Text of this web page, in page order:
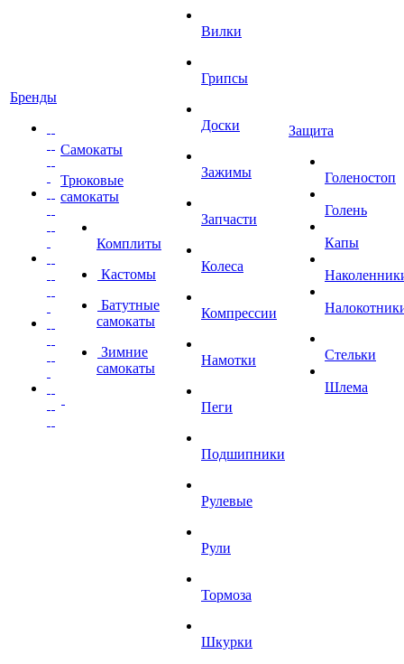
Бренды
Самокаты
Трюковые
самокаты
Комплиты
Кастомы
Батутные
самокаты
Зимние
самокаты
Вилки
Грипсы
Доски
Зажимы
Запчасти
Колеса
Компрессии
Намотки
Пеги
Подшипники
Рулевые
Рули
Тормоза
Шкурки
Защита
Голеностоп
Голень
Капы
Стельки
Шлема